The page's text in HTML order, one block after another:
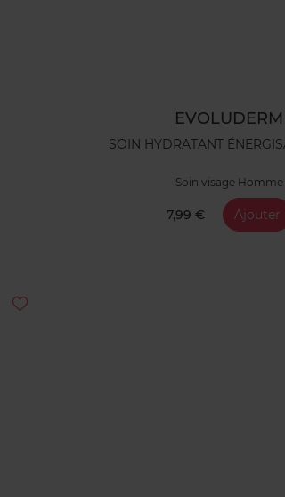
EVOLUDERM
SOIN HYDRATANT
Soin visage Homme
7,99 € Ajouter